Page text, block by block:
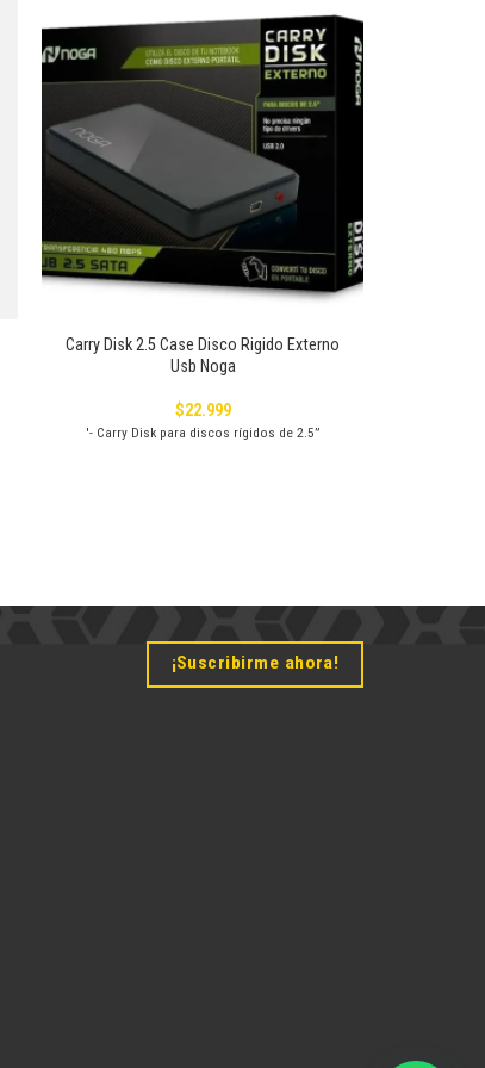
Añadir
a la
lista de
deseos
Carry Disk 2.5 Case Disco Rigido Externo
Usb Noga
$22.999
'- Carry Disk para discos rígidos de 2.5”
¡Suscribirme ahora!